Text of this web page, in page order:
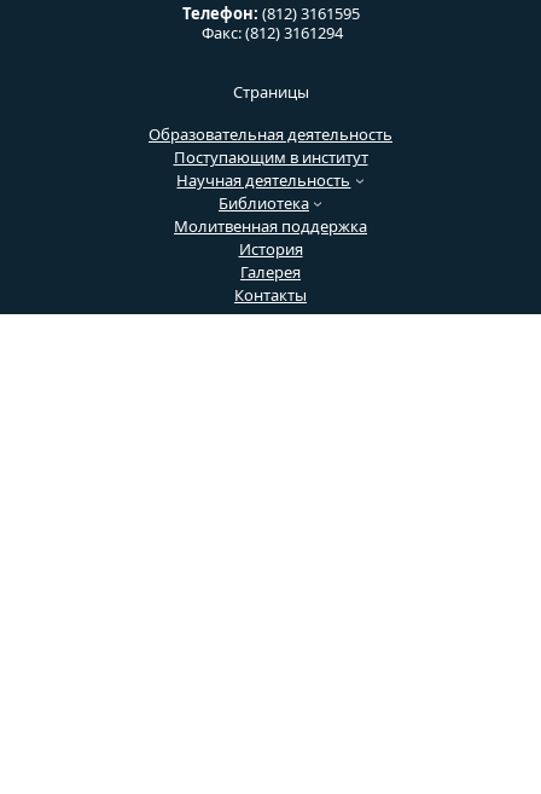
Телефон: (812) 3161595
Факс: (812) 3161294
Страницы
Образовательная деятельность
Поступающим в институт
Научная деятельность
Библиотека
Молитвенная поддержка
История
Галерея
Контакты